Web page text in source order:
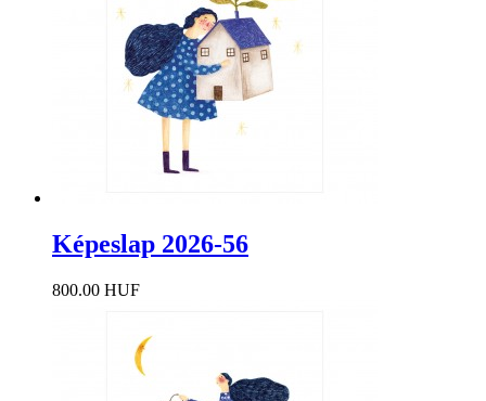
Képeslap 2026-56
800.00 HUF